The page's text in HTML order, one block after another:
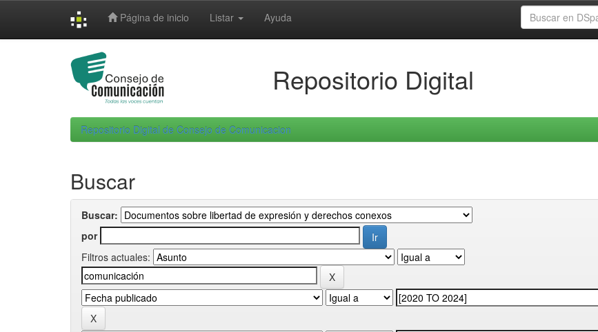
Página de inicio Listar Ayuda
Repositorio Digital
Repositorio Digital de Consejo de Comunicacion
Buscar
Buscar:
por
Filtros actuales: